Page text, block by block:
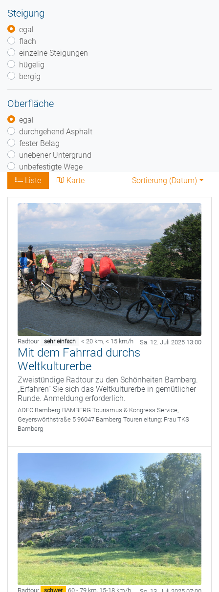
Steigung
egal
flach
einzelne Steigungen
hügelig
bergig
Oberfläche
egal
durchgehend Asphalt
fester Belag
unebener Untergrund
unbefestigte Wege
Liste
Karte Sortierung (Datum)
Radtour sehr einfach < 20 km, < 15 km/h Sa. 12. Juli 2025 13:00
Mit dem Fahrrad durchs
Weltkulturerbe
Zweistündige Radtour zu den Schönheiten Bamberg.
„Erfahren“ Sie sich das Weltkulturerbe in gemütlicher
Runde. Anmeldung erforderlich.
ADFC Bamberg BAMBERG Tourismus & Kongress Service,
Geyerswörthstraße 5 96047 Bamberg Tourenleitung: Frau TKS
Bamberg
Radtour schwer 60 - 79 km, 15-18 km/h